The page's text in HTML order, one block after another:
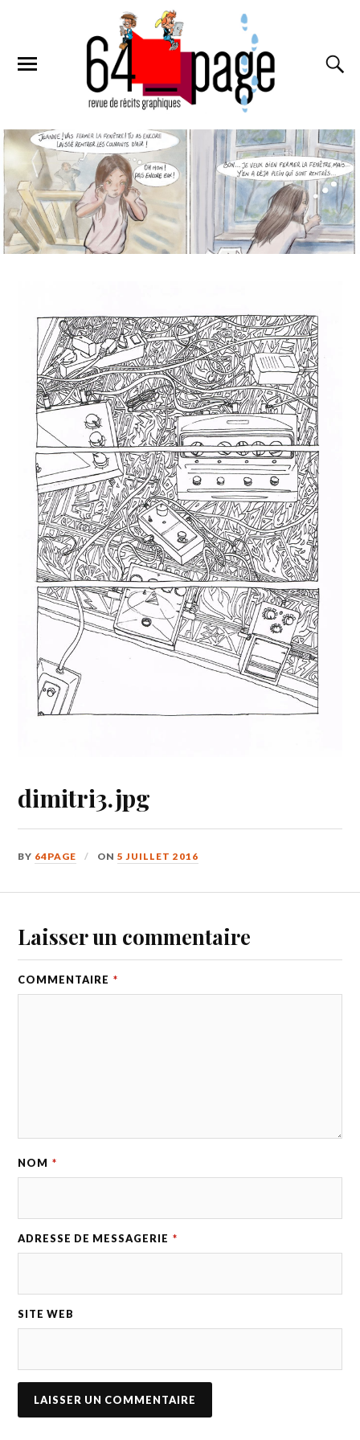
dimitri3.jpg
BY 64PAGE ON5 JUILLET 2016
Laisser un commentaire
COMMENTAIRE *
NOM *
ADRESSE DE MESSAGERIE *
SITE WEB